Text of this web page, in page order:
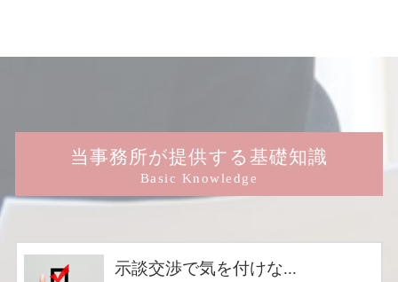
当事務所が提供する基礎知識
Basic Knowledge
示談交渉で気を付けな...